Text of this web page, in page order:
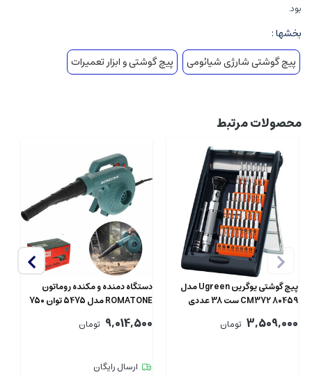
بود.
بخشها :
پیچ گوشتی شارژی شیائومی
پیچ گوشتی و ابزار تعمیرات
محصولات مرتبط
پیچ گوشتی یوگرین Ugreen مدل
CM372 80459 ست 38 عددی
3,509,000 تومان
دستگاه دمنده و مکنده روماتون
ROMATONE مدل 5475 توان 750
9,014,500 تومان
ارسال رایگان